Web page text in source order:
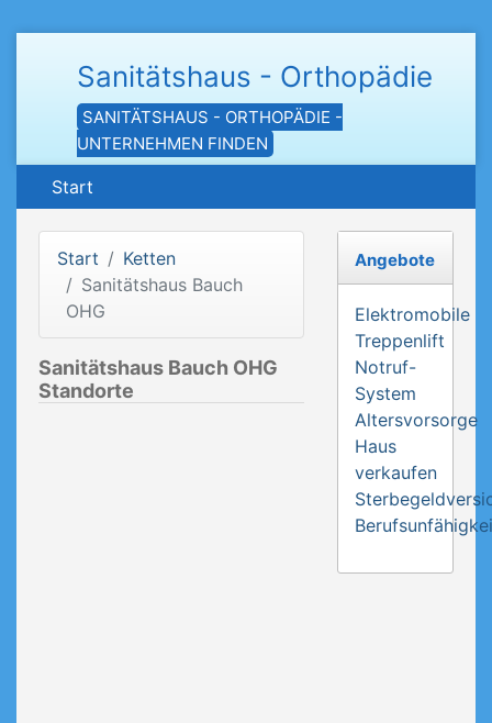
Sanitätshaus - Orthopädie
SANITÄTSHAUS - ORTHOPÄDIE -
UNTERNEHMEN FINDEN
Start
Start
Ketten
Sanitätshaus Bauch
OHG
Sanitätshaus Bauch OHG
Standorte
Angebote
Elektromobile
Treppenlift
Notruf-
System
Altersvorsorge
Haus
verkaufen